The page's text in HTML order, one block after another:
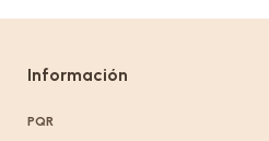
Información
PQR